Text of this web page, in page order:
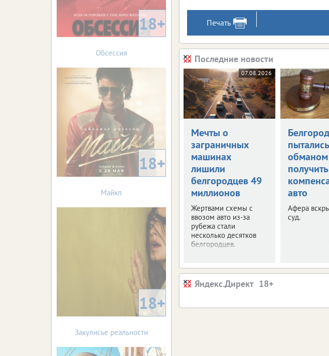
Печать
Последние новости
07.08.2026
Мечты о
заграничных
машинах
лишили
белгородцев 49
миллионов
Жертвами схемы с
ввозом авто из-за
рубежа стали
несколько десятков
белгородцев.
пытались
обманом
получить
авто
Афера
суд.
Яндекс.Директ
18+
Обсессия
18+
Майкл
18+
Закулисье реальности